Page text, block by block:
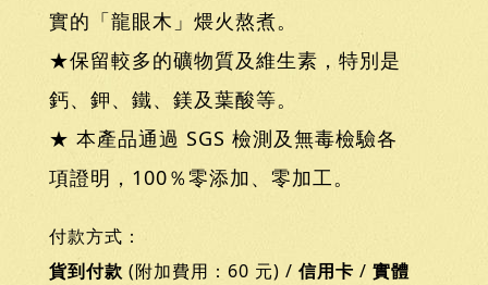
實的「龍眼木」煨火熬煮。
★保留較多的礦物質及維生素，特別是
鈣、鉀、鐵、鎂及葉酸等。
★ 本產品通過 SGS 檢測及無毒檢驗各
項證明，100％零添加、零加工。
付款方式：
貨到付款 (附加費用：60 元) / 信用卡 / 實體